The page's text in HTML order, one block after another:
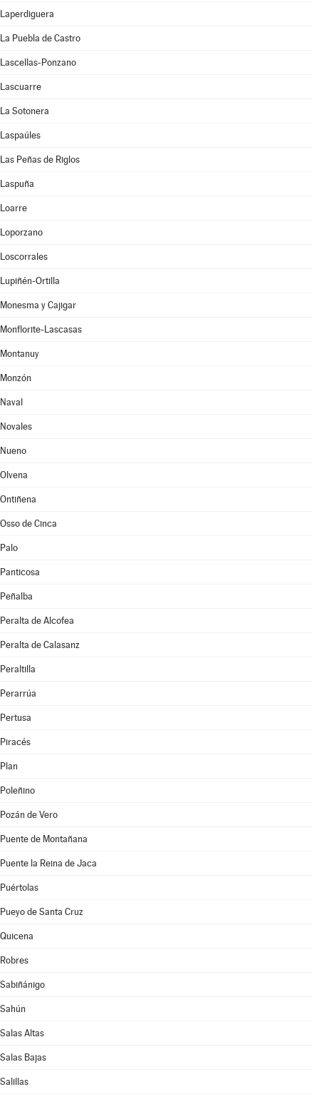
Laperdiguera
La Puebla de Castro
Lascellas-Ponzano
Lascuarre
La Sotonera
Laspaúles
Las Peñas de Riglos
Laspuña
Loarre
Loporzano
Loscorrales
Lupiñén-Ortilla
Monesma y Cajigar
Monflorite-Lascasas
Montanuy
Monzón
Naval
Novales
Nueno
Olvena
Ontiñena
Osso de Cinca
Palo
Panticosa
Peñalba
Peralta de Alcofea
Peralta de Calasanz
Peraltilla
Perarrúa
Pertusa
Piracés
Plan
Poleñino
Pozán de Vero
Puente de Montañana
Puente la Reina de Jaca
Puértolas
Pueyo de Santa Cruz
Quicena
Robres
Sabiñánigo
Sahún
Salas Altas
Salas Bajas
Salillas